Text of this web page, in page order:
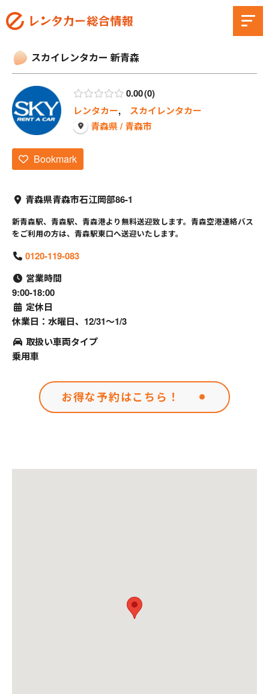
スカイレンタカー 新青森
0.00 0
レンタカー, スカイレンタカー
青森県 / 青森市
Bookmark
青森県青森市石江岡部86-1
新青森駅、青森駅、青森港より無料送迎致します。青森空港連絡バス
をご利用の方は、青森駅東口へ送迎いたします。
0120-119-083
営業時間
9:00-18:00
定休日
休業日：水曜日、12/31～1/3
取扱い車両タイプ
乗用車
お得な予約はこちら！